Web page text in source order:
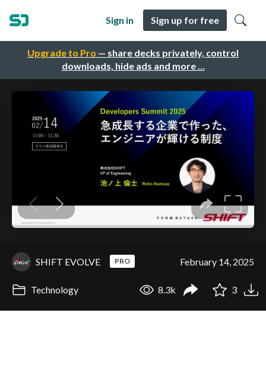
Upgrade to Pro — share decks privately, control
downloads, hide ads and more …
Sign in Sign up for free
SHIFT EVOLVE PRO February 14, 2025
Technology 8.3k 3